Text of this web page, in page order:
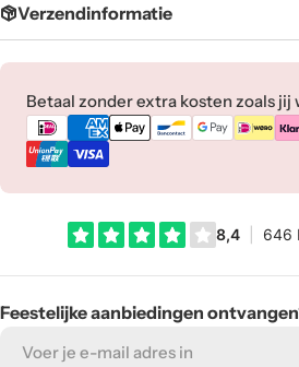
Verzendinformatie
Betaal zonder extra kosten zoals jij
Betaalmethoden
Feestelijke aanbiedingen